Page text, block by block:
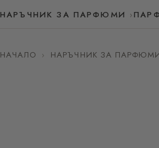
НАРЪЧНИК ЗА ПАРФЮМИ
НАЧАЛО › НАРЪЧНИК ЗА